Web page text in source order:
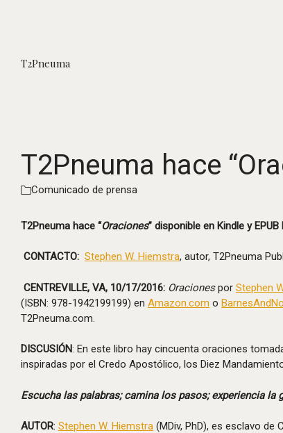
T2Pneuma
T2Pneuma hace
Comunicado de prensa
T2Pneuma hace “Oraciones” disponible en Kindle y EPUB
CONTACTO: Stephen W. Hiemstra, autor, T2Pneuma
CENTREVILLE, VA, 10/17/2016: Oracionespor Stephen
(ISBN: 978-1942199199) en Amazon.com o
T2Pneuma.com.
DISCUSIÓN: En este libro hay cincuenta oraciones
inspiradas por el Credo Apostólico, los Diez
Escucha las palabras; camina los pasos; experiencia la
AUTOR: Stephen W. Hiemstra (MDiv, PhD), es esclavo